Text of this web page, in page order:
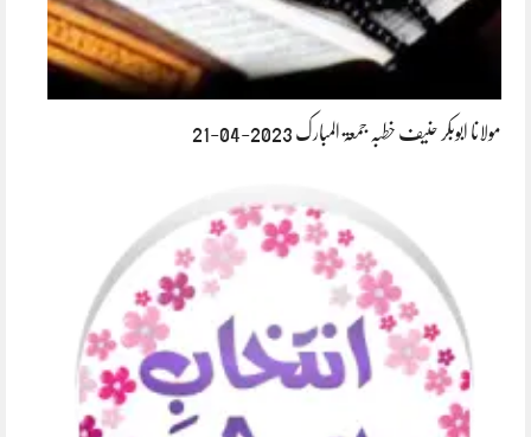
مولانا ابوبکر حنیف خطبہ جمعۃ المبارک 2023-04-21